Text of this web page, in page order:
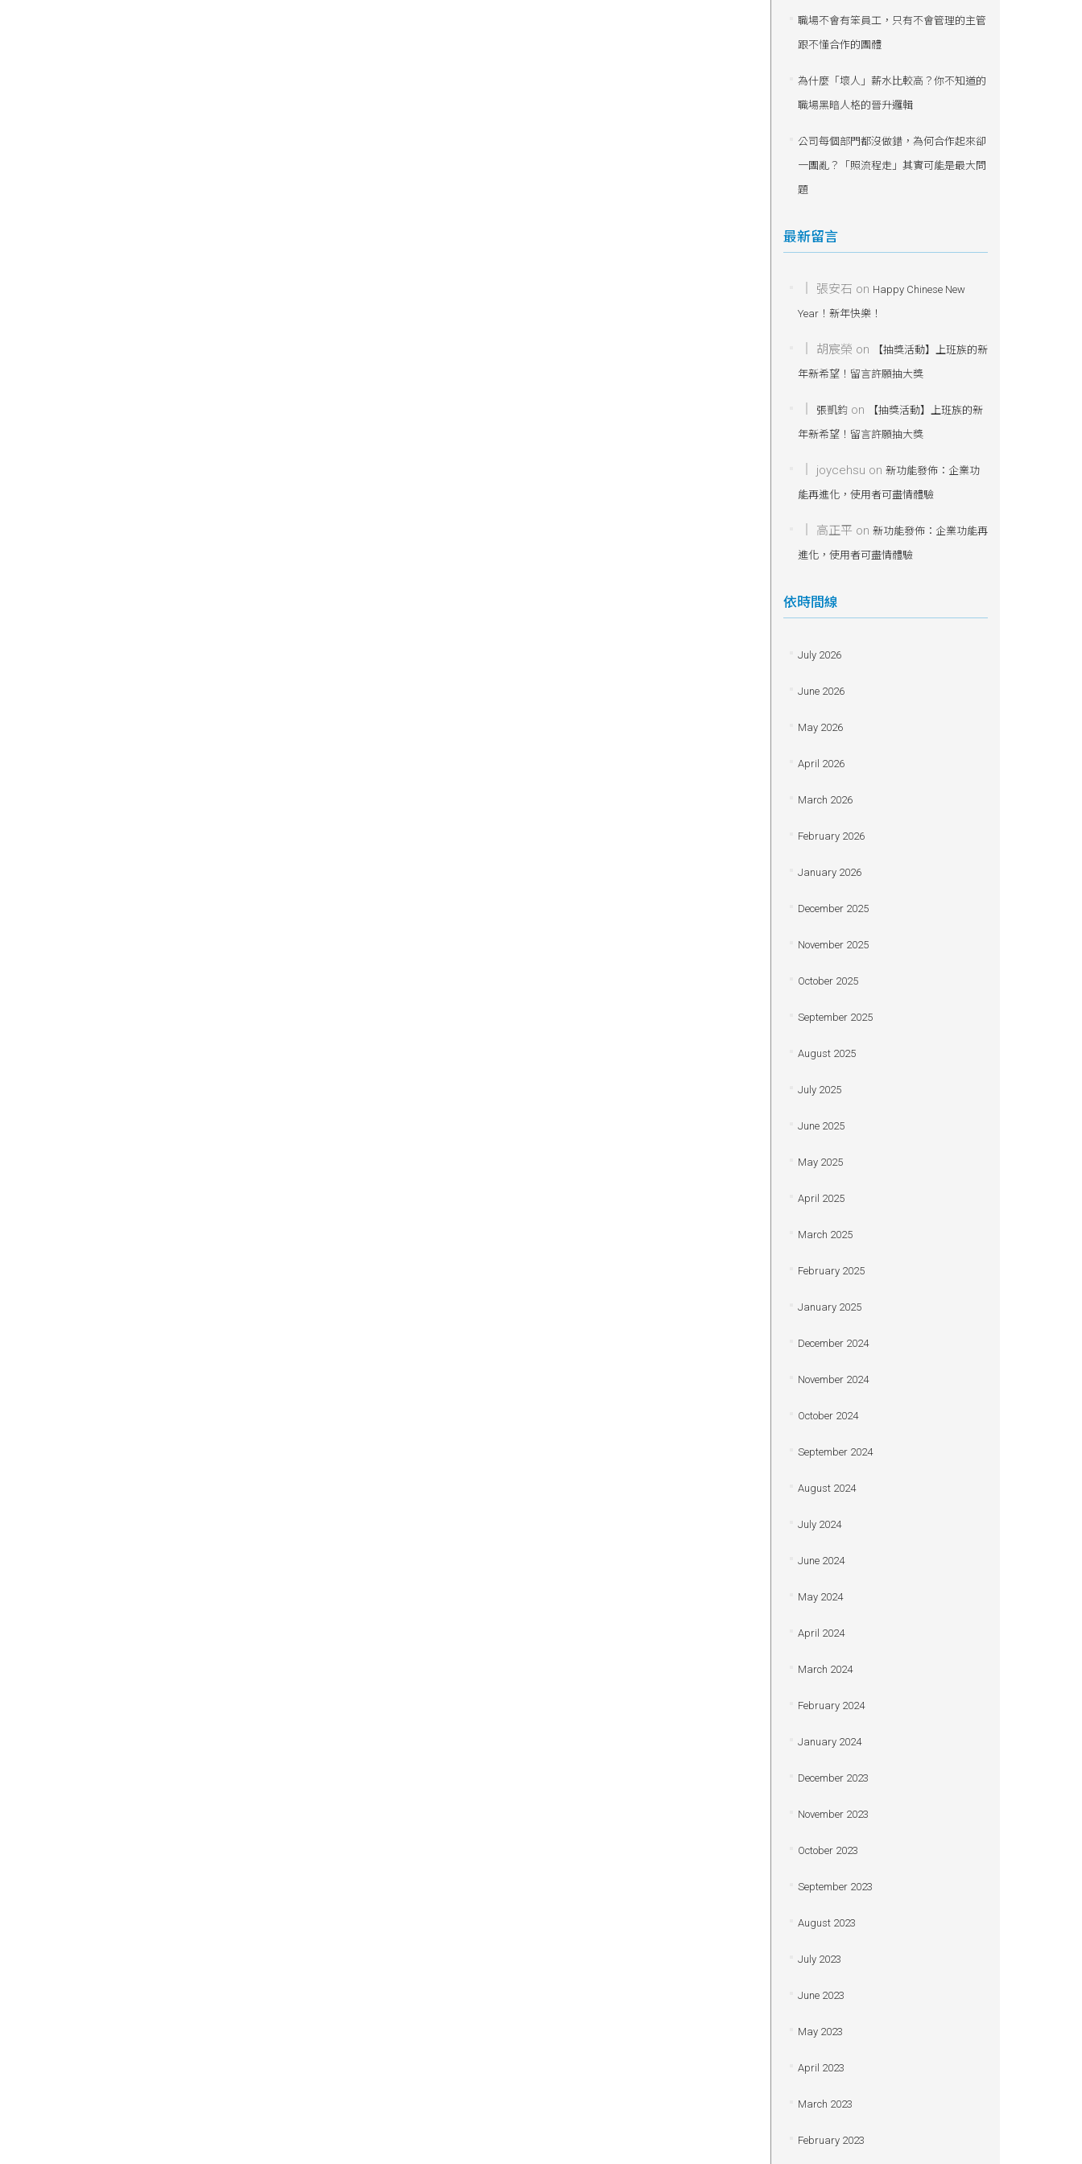
職場不會有笨員工，只有不會管理的主管
跟不懂合作的團體
為什麼「壞人」薪水比較高？你不知道的
職場黑暗人格的晉升邏輯
公司每個部門都沒做錯，為何合作起來卻
一團亂？「照流程走」其實可能是最大問
題
最新留言
張安石 on Happy Chinese New
Year！新年快樂！
胡宸榮 on
【抽獎活動】上班族的新
年新希望！留言許願抽大獎
張凱鈞on
【抽獎活動】上班族的新
年新希望！留言許願抽大獎
joycehsu on 新功能發佈：企業功
能再進化，使用者可盡情體驗
高正平 on 新功能發佈：企業功能再
進化，使用者可盡情體驗
依時間線
July 2026
June 2026
May 2026
April 2026
March 2026
February 2026
January 2026
December 2025
November 2025
October 2025
September 2025
August 2025
July 2025
June 2025
May 2025
April 2025
March 2025
February 2025
January 2025
December 2024
November 2024
October 2024
September 2024
August 2024
July 2024
June 2024
May 2024
April 2024
March 2024
February 2024
January 2024
December 2023
November 2023
October 2023
September 2023
August 2023
July 2023
June 2023
May 2023
April 2023
March 2023
February 2023